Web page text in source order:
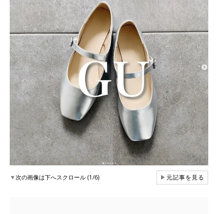
▼次の画像は下へスクロール (1/6) ▶元記事を見る